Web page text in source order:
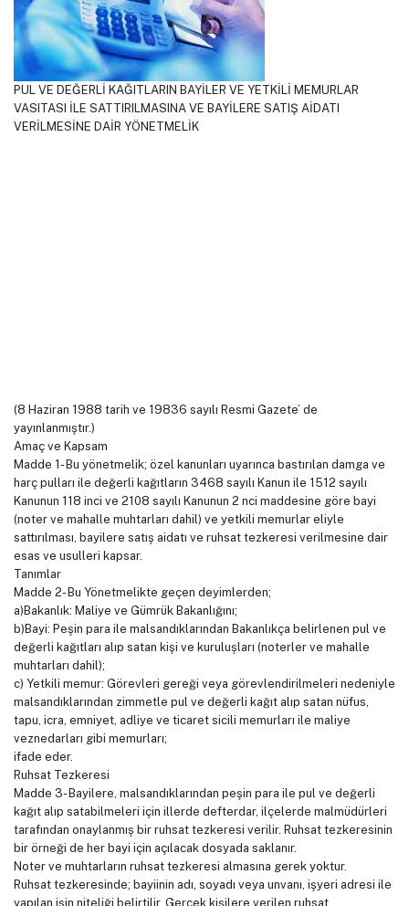
PUL VE DEĞERLİ KAĞITLARIN BAYİLER VE YETKİLİ MEMURLAR
VASITASI İLE SATTIRILMASINA VE BAYİLERE SATIŞ AİDATI
VERİLMESİNE DAİR YÖNETMELİK
(8 Haziran 1988 tarih ve 19836 sayılı Resmi Gazete’ de
yayınlanmıştır.)
Amaç ve Kapsam
Madde 1- Bu yönetmelik; özel kanunları uyarınca bastırılan damga ve
harç pulları ile değerli kağıtların 3468 sayılı Kanun ile 1512 sayılı
Kanunun 118 inci ve 2108 sayılı Kanunun 2 nci maddesine göre bayi
(noter ve mahalle muhtarları dahil) ve yetkili memurlar eliyle
sattırılması, bayilere satış aidatı ve ruhsat tezkeresi verilmesine dair
esas ve usulleri kapsar.
Tanımlar
Madde 2- Bu Yönetmelikte geçen deyimlerden;
a)Bakanlık: Maliye ve Gümrük Bakanlığını;
b)Bayi: Peşin para ile malsandıklarından Bakanlıkça belirlenen pul ve
değerli kağıtları alıp satan kişi ve kuruluşları (noterler ve mahalle
muhtarları dahil);
c) Yetkili memur: Görevleri gereği veya görevlendirilmeleri nedeniyle
malsandıklarından zimmetle pul ve değerli kağıt alıp satan nüfus,
tapu, icra, emniyet, adliye ve ticaret sicili memurları ile maliye
veznedarları gibi memurları;
ifade eder.
Ruhsat Tezkeresi
Madde 3- Bayilere, malsandıklarından peşin para ile pul ve değerli
kağıt alıp satabilmeleri için illerde defterdar, ilçelerde malmüdürleri
tarafından onaylanmış bir ruhsat tezkeresi verilir. Ruhsat tezkeresinin
bir örneği de her bayi için açılacak dosyada saklanır.
Noter ve muhtarların ruhsat tezkeresi almasına gerek yoktur.
Ruhsat tezkeresinde; bayiinin adı, soyadı veya unvanı, işyeri adresi ile
yapılan işin niteliği belirtilir. Gerçek kişilere verilen ruhsat